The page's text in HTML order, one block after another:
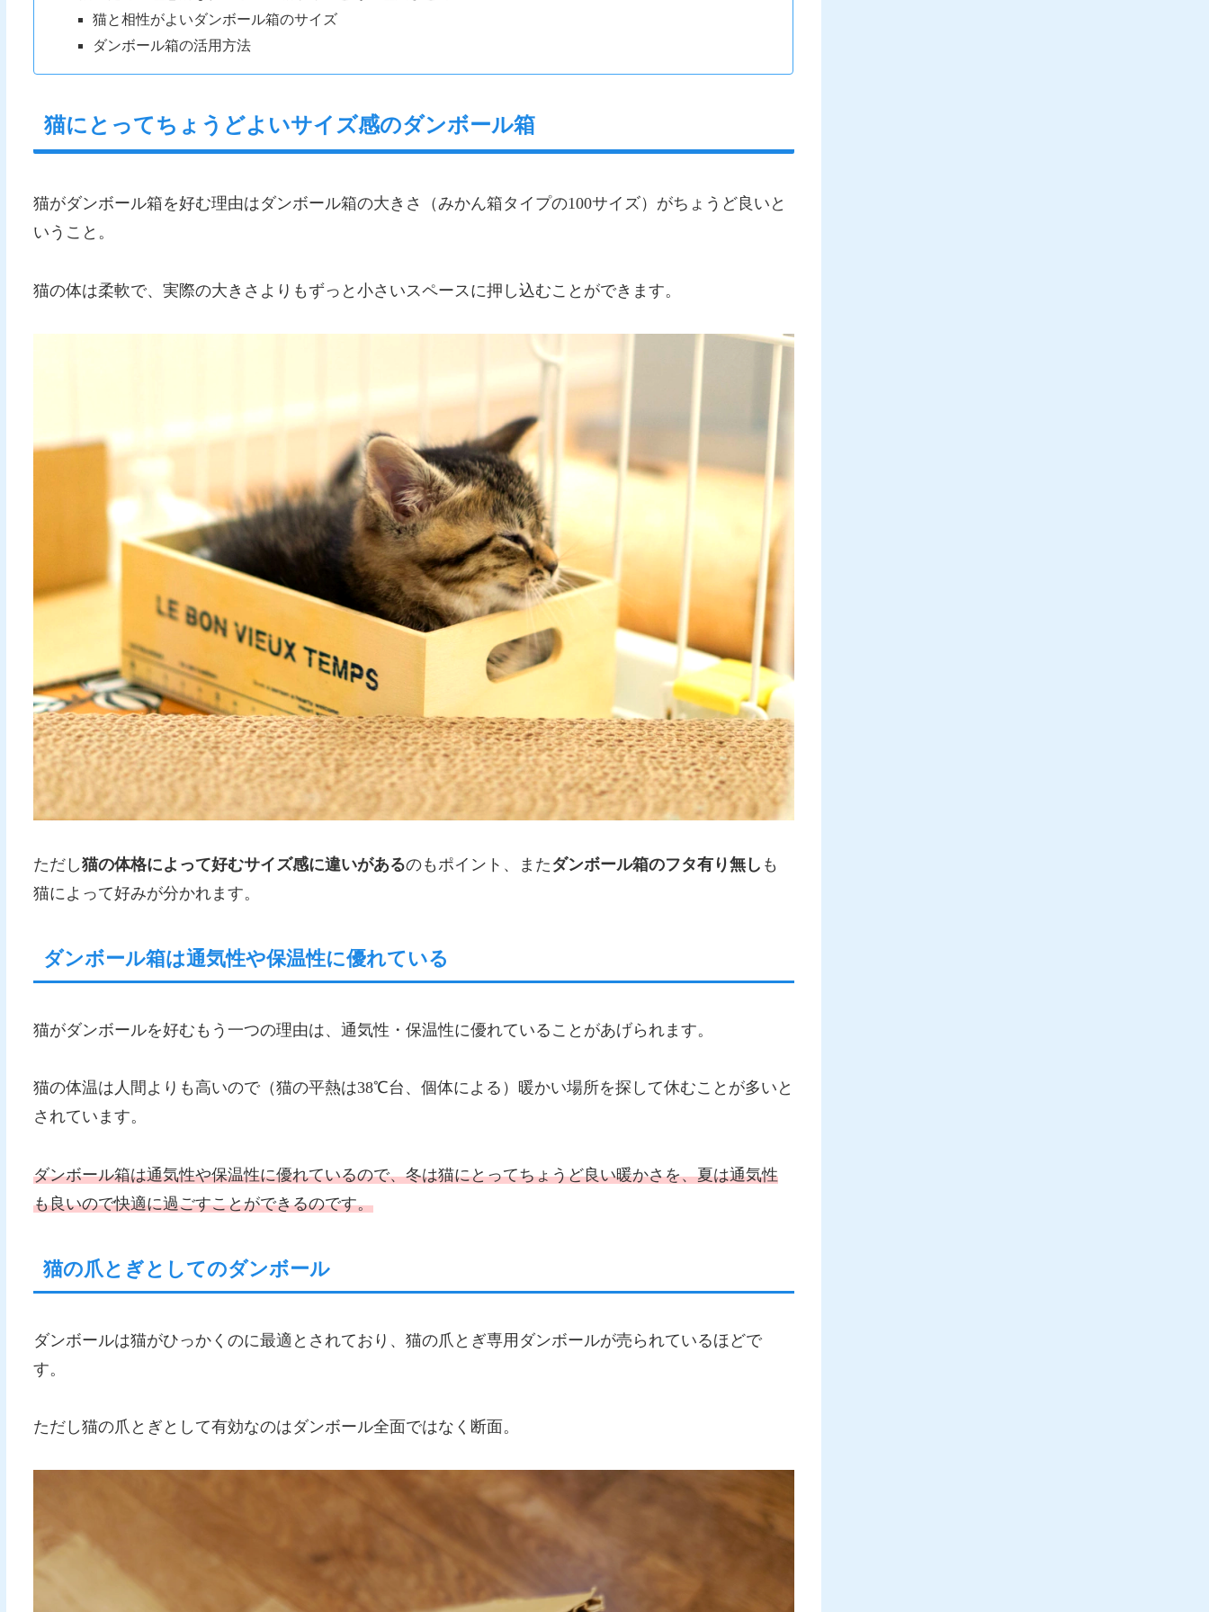
猫と相性がよいダンボール箱のサイズ
ダンボール箱の活用方法
猫にとってちょうどよいサイズ感のダンボール箱
猫がダンボール箱を好む理由はダンボール箱の大きさ（みかん箱タイプの100サイズ）がちょうど良いと
いうこと。
猫の体は柔軟で、実際の大きさよりもずっと小さいスペースに押し込むことができます。
ただし猫の体格によって好むサイズ感に違いがあるのもポイント、またダンボール箱のフタ有り無し も
猫によって好みが分かれます。
ダンボール箱は通気性や保温性に優れている
猫がダンボールを好むもう一つの理由は、通気性・保温性に優れていることがあげられます。
猫の体温は人間よりも高いので（猫の平熱は38℃台、個体による）暖かい場所を探して休むことが多いと
されています。
ダンボール箱は通気性や保温性に優れているので、冬は猫にとってちょうど良い暖かさを、夏は通気性
も良いので快適に過ごすことができるのです。
猫の爪とぎとしてのダンボール
ダンボールは猫がひっかくのに最適とされており、猫の爪とぎ専用ダンボールが売られているほどで
す。
ただし猫の爪とぎとして有効なのはダンボール全面ではなく断面。